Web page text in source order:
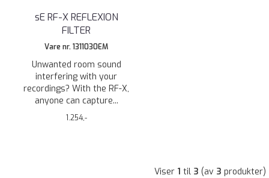
sE RF-X REFLEXION
FILTER
Vare nr. 1311030EM
Unwanted room sound
interfering with your
recordings? With the RF-X,
anyone can capture...
1.254,-
Viser 1 til 3 (av 3 produkter)